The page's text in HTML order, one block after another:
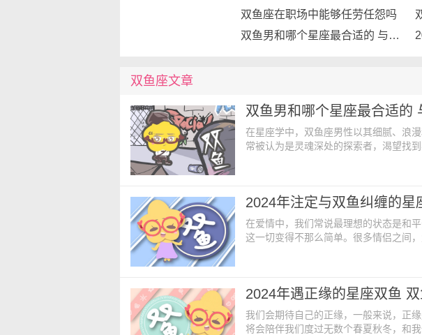
双鱼座在职场中能够任劳任怨吗
双鱼男和哪个星座最合适的 与双鱼座男生最配星座
双鱼座文章
双鱼男和哪个星座最合适的
在星座学中，双鱼座男性以其细腻、浪
常被认为是灵魂深处的探索者，渴望找
顾他人的人，而双鱼男是个懂得欣赏巨
在爱情中，我们常说最理想的状态是和
这一切变得不那么简单。很多情侣之间
金牛们比较习惯于在安稳的环境中生活
2024年遇正缘的星座双鱼
我们会期待自己的正缘，一般来说，正
将会陪伴我们度过无数个春夏秋冬，和